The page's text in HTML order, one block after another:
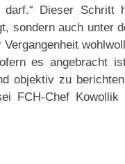
darf.“ Dieser
sondern auch unter
es angebracht
objektiv zu
FCH-Chef